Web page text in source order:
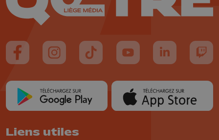
Suivez-nous sur FaceBook
Suivez-nous sur Instagram
Suivez-nous sur TikTok
Suivez-nous sur YouTube
Suivez-nous
Liens utiles